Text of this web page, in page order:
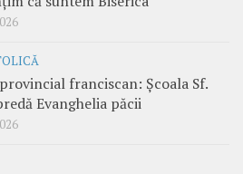
franciscan: Școala Sf.
Evanghelia păcii